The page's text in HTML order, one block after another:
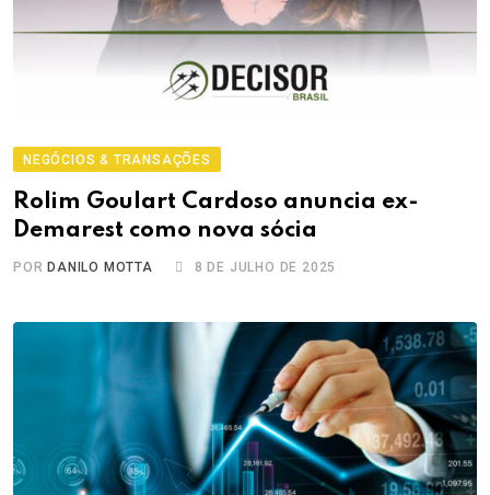
NEGÓCIOS & TRANSAÇÕES
Rolim Goulart Cardoso anuncia ex-
Demarest como nova sócia
PORDANILO MOTTA 8 DE JULHO DE 2025